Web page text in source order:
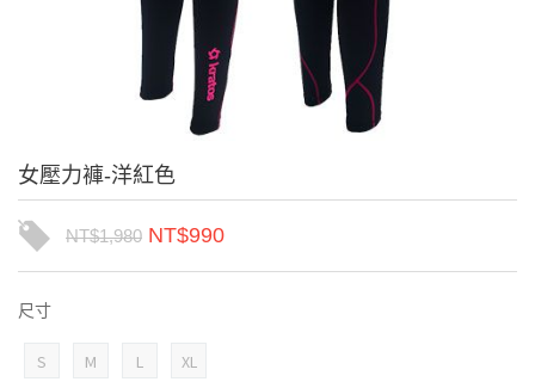
女壓力褲-洋紅色
NT$1,980 NT$990
尺寸
S M L XL